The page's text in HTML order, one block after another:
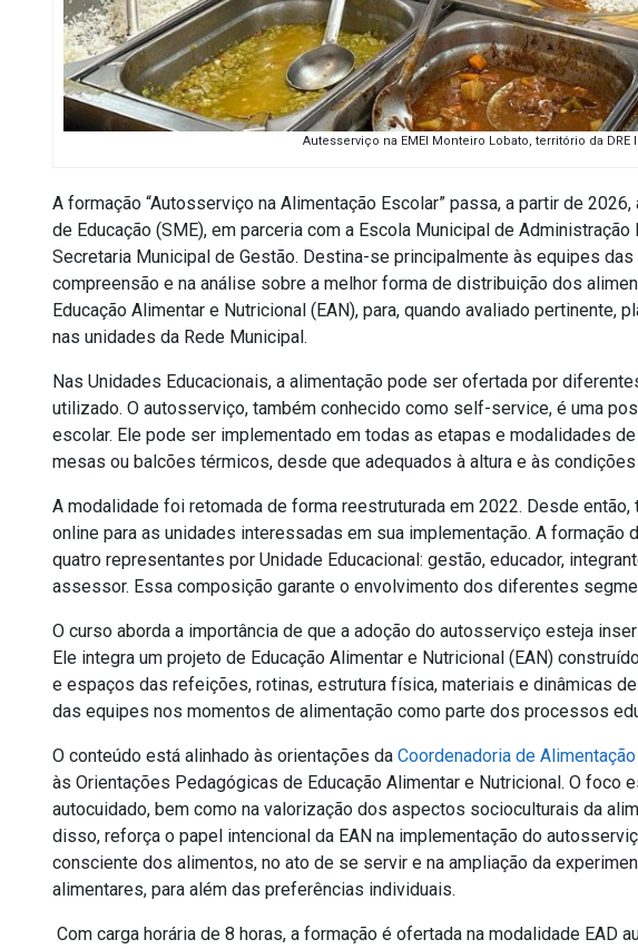
Autesserviço na EMEI Monteiro Lobato, território da DRE
A formação “Autosserviço na Alimentação Escolar” passa, a partir de
de Educação (SME), em parceria com a Escola Municipal de
Secretaria Municipal de Gestão. Destina-se principalmente às equipes
compreensão e na análise sobre a melhor forma de distribuição dos
Educação Alimentar e Nutricional (EAN), para, quando avaliado pertinente,
nas unidades da Rede Municipal.
Nas Unidades Educacionais, a alimentação pode ser ofertada por
utilizado. O autosserviço, também conhecido como self-service, é uma
escolar. Ele pode ser implementado em todas as etapas e modalidades
mesas ou balcões térmicos, desde que adequados à altura e às
A modalidade foi retomada de forma reestruturada em 2022. Desde
online para as unidades interessadas em sua implementação. A formação
quatro representantes por Unidade Educacional: gestão, educador,
assessor. Essa composição garante o envolvimento dos diferentes
O curso aborda a importância de que a adoção do autosserviço esteja
Ele integra um projeto de Educação Alimentar e Nutricional (EAN)
e espaços das refeições, rotinas, estrutura física, materiais e dinâmicas
das equipes nos momentos de alimentação como parte dos processos
O conteúdo está alinhado às orientações da Coordenadoria de
às Orientações Pedagógicas de Educação Alimentar e Nutricional. O foco
autocuidado, bem como na valorização dos aspectos socioculturais da
disso, reforça o papel intencional da EAN na implementação do
consciente dos alimentos, no ato de se servir e na ampliação da
alimentares, para além das preferências individuais.
Com carga horária de 8 horas, a formação é ofertada na modalidade EAD